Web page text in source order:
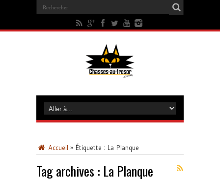
Accueil » Étiquette : La Planque
Tag archives : La Planque